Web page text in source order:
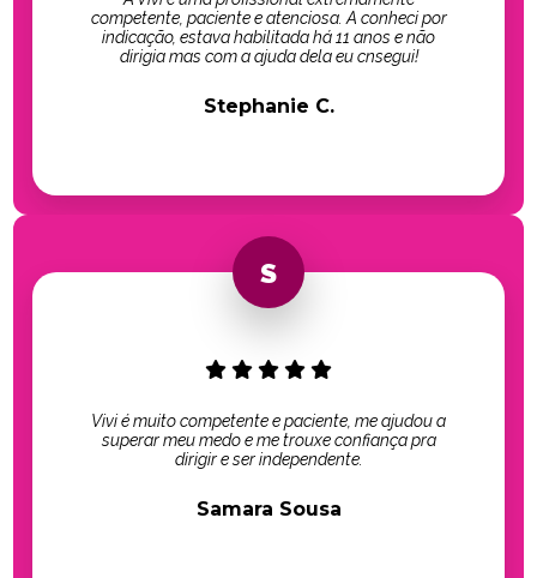
competente, paciente e atenciosa. A conheci por
indicação, estava habilitada há 11 anos e não
dirigia mas com a ajuda dela eu cnsegui!
Stephanie C.
Vivi é muito competente e paciente, me ajudou a
superar meu medo e me trouxe confiança pra
dirigir e ser independente.
Samara Sousa